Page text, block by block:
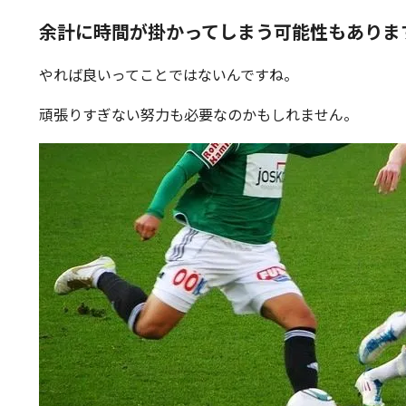
余計に時間が掛かってしまう可能性もありま
やれば良いってことではないんですね。
頑張りすぎない努力も必要なのかもしれません。